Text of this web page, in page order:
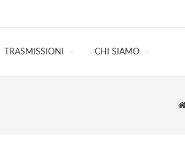
TRASMISSIONI CHI SIAMO